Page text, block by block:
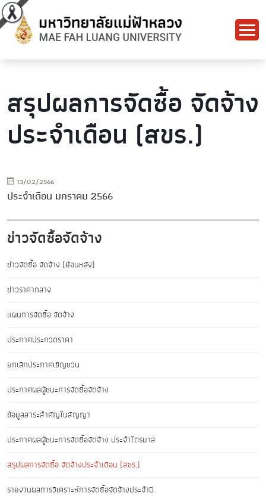
สรุปผลการจัดซื้อ จัดจ้าง
ประจำเดือน (สขร.)
13/02/2566
ประจำเดือน มกราคม 2566
ข่าวจัดซื้อจัดจ้าง
ข่าวจัดซื้อ จัดจ้าง (ย้อนหลัง)
ข่าวราคากลาง
แผนการจัดซื้อ จัดจ้าง
ประกาศประกวดราคา
ยกเลิกประกาศเชิญชวน
ประกาศผลผู้ชนะการจัดซื้อจัดจ้าง
ข้อมูลสาระสำคัญในสัญญา
ประกาศผลผู้ชนะการจัดซื้อจัดจ้าง ประจำไตรมาส
สรุปผลการจัดซื้อ จัดจ้างประจำเดือน (สขร.)
รายงานผลการวิเคราะห์การจัดซื้อจัดจ้างประจำปี